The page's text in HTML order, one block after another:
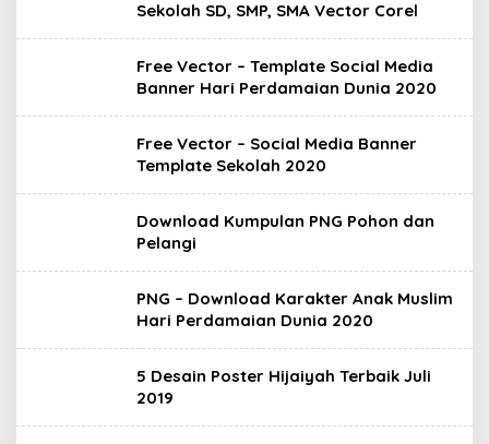
Sekolah SD, SMP, SMA Vector Corel
Free Vector – Template Social Media
Banner Hari Perdamaian Dunia 2020
Free Vector – Social Media Banner
Template Sekolah 2020
Download Kumpulan PNG Pohon dan
Pelangi
PNG – Download Karakter Anak Muslim
Hari Perdamaian Dunia 2020
5 Desain Poster Hijaiyah Terbaik Juli
2019